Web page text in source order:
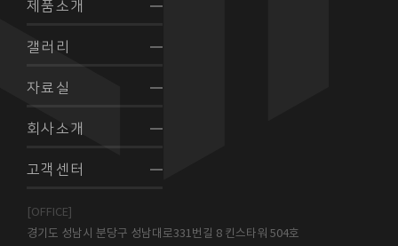
제품소개
갤러리
자료실
회사소개
고객센터
[OFFICE]
경기도 성남시 분당구 성남대로331번길 8 킨스타워 504호